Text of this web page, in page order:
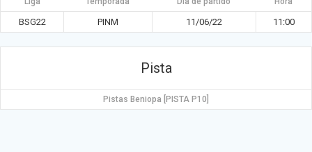
BSG22 PINM 11/06/22 11:00
Pista
Pistas Beniopa [PISTA P10]